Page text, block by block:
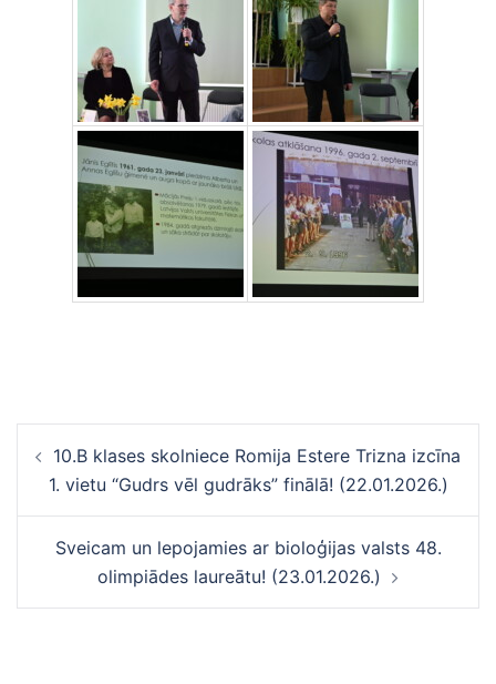
navigācija
10.B klases skolniece Romija Estere Trizna izcīna
1. vietu “Gudrs vēl gudrāks” finālā! (22.01.2026.)
Sveicam un lepojamies ar bioloģijas valsts 48.
olimpiādes laureātu! (23.01.2026.)